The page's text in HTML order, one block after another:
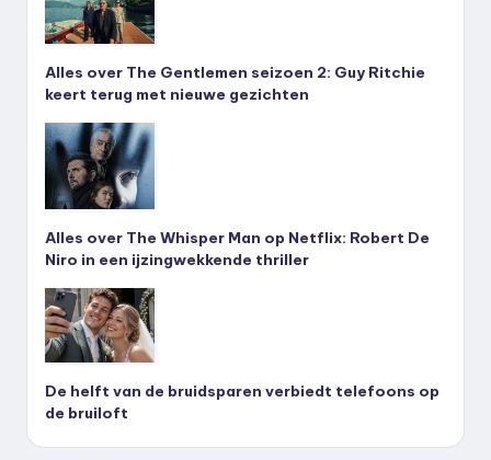
Alles over The Gentlemen seizoen 2: Guy Ritchie
keert terug met nieuwe gezichten
Alles over The Whisper Man op Netflix: Robert De
Niro in een ijzingwekkende thriller
De helft van de bruidsparen verbiedt telefoons op
de bruiloft